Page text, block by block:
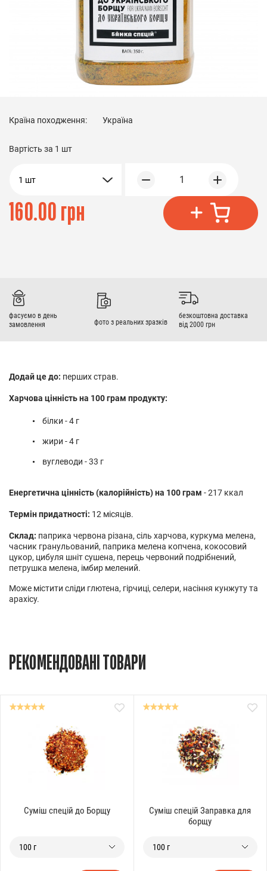
Країна походження: Україна
Вартість за 1 шт
1 шт 1
160.00 грн
фасуємо в день
замовлення
фото з реальних зразків
безкоштовна доставка
від 2000 грн
Додай це до: перших страв.
Харчова цінність на 100 грам продукту:
білки - 4 г
жири - 4 г
вуглеводи - 33 г
Енергетична цінність (калорійність) на 100 грам - 217 ккал
Термін придатності: 12 місяців.
Склад: паприка червона різана, сіль харчова, куркума мелена,
часник гранульований, паприка мелена копчена, кокосовий
цукор, цибуля шніт сушена, перець червоний подрібнений,
петрушка мелена, імбир мелений.
Може містити сліди глютена, гірчиці, селери, насіння кунжуту та
арахісу.
РЕКОМЕНДОВАНІ ТОВАРИ
Суміш спецій до Борщу
100 г
Суміш спецій Заправка для
борщу
100 г